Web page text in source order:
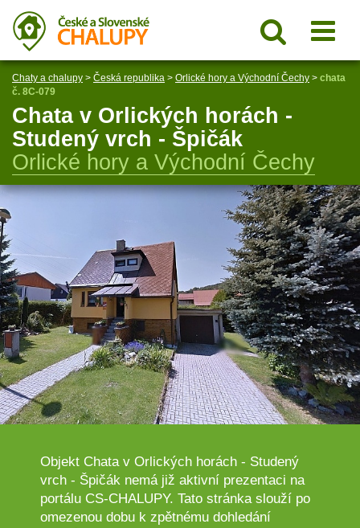
Chaty a chalupy > Česká republika > Orlické hory a Východní Čechy > chata
č. 8C-079
Chata v Orlických horách -
Studený vrch - Špičák
Orlické hory a Východní Čechy
Objekt Chata v Orlických horách - Studený
vrch - Špičák nemá již aktivní prezentaci na
portálu CS-CHALUPY. Tato stránka slouží po
omezenou dobu k zpětnému dohledání